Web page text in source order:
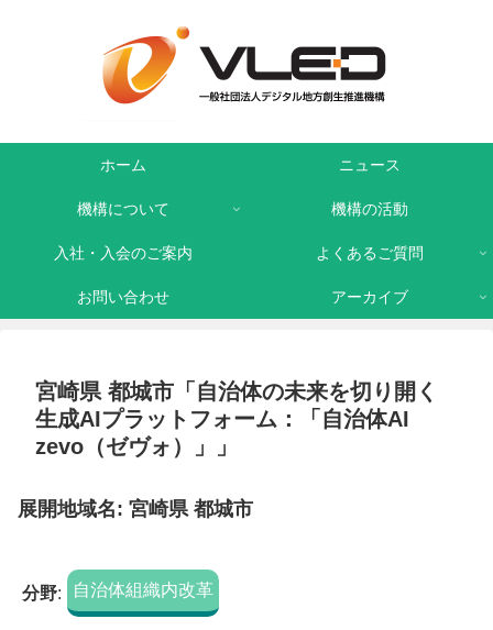
ホーム ニュース
機構について 機構の活動
入社・入会のご案内 よくあるご質問
お問い合わせ アーカイブ
宮崎県 都城市「自治体の未来を切り開く
生成AIプラットフォーム：「自治体AI
zevo（ゼヴォ）」」
展開地域名: 宮崎県 都城市
分野: 自治体組織内改革